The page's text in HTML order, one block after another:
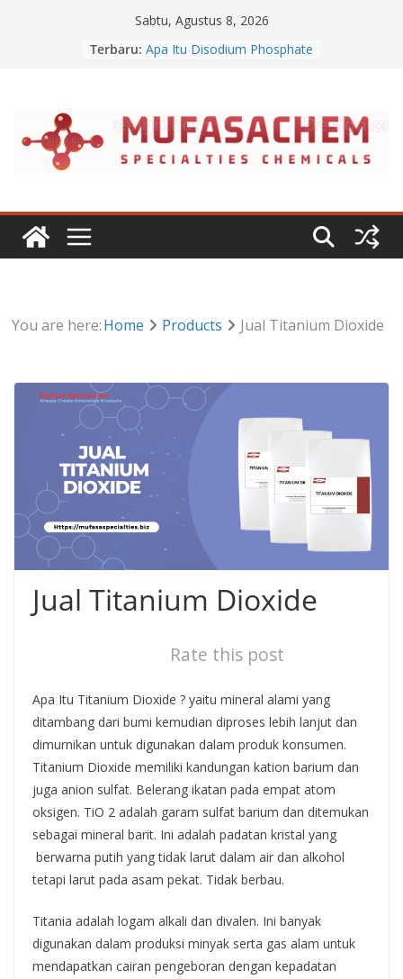
Sabtu, Agustus 8, 2026
Terbaru: Apa Itu Disodium Phosphate
Jual Benzalkonium Chloride
You are here:Home Products Jual Titanium Dioxide
Jual Titanium Dioxide
Rate this post
Apa Itu Titanium Dioxide ? yaitu mineral alami yang
ditambang dari bumi kemudian diproses lebih lanjut dan
dimurnikan untuk digunakan dalam produk konsumen.
Titanium Dioxide memiliki kandungan kation barium dan
juga anion sulfat. Belerang ikatan pada empat atom
oksigen. TiO 2 adalah garam sulfat barium dan ditemukan
sebagai mineral barit. Ini adalah padatan kristal yang
berwarna putih yang tidak larut dalam air dan alkohol
tetapi larut pada asam pekat. Tidak berbau.
Titania adalah logam alkali dan divalen. Ini banyak
digunakan dalam produksi minyak serta gas alam untuk
mendapatkan cairan pengeboran dengan kepadatan